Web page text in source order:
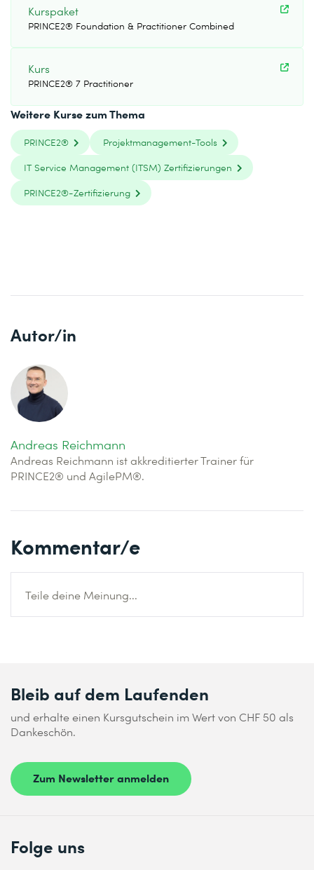
Kurspaket
PRINCE2® Foundation & Practitioner Combined
Kurs
PRINCE2® 7 Practitioner
Weitere Kurse zum Thema
PRINCE2®
Projektmanagement-Tools
IT Service Management (ITSM) Zertifizierungen
PRINCE2®-Zertifizierung
Autor/in
Andreas Reichmann
Andreas Reichmann ist akkreditierter Trainer für
PRINCE2® und AgilePM®.
Kommentar/e
Teile deine Meinung...
Bleib auf dem Laufenden
und erhalte einen Kursgutschein im Wert von CHF 50 als
Dankeschön.
Zum Newsletter anmelden
Folge uns